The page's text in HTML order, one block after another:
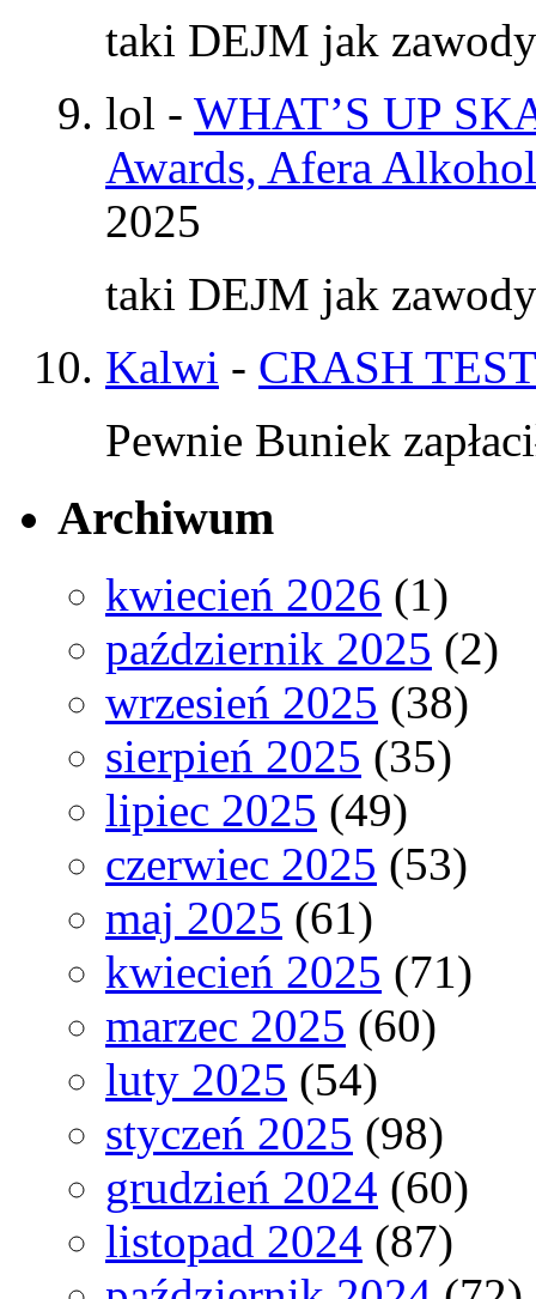
taki DEJM jak
lol - WHAT’S UP
Awards, Afera
2025
taki DEJM jak
Kalwi - CRASH
Pewnie Buniek
Archiwum
kwiecień 2026 (1)
październik 2025 (2)
wrzesień 2025 (38)
sierpień 2025 (35)
lipiec 2025 (49)
czerwiec 2025 (53)
maj 2025 (61)
kwiecień 2025 (71)
marzec 2025 (60)
luty 2025 (54)
styczeń 2025 (98)
grudzień 2024 (60)
listopad 2024 (87)